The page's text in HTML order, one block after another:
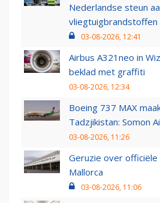
Nederlandse steun
vliegtuigbrandstoffen
03-08-2026, 12:41
Airbus A321neo in
beklad met graffiti
03-08-2026, 12:34
Boeing 737 MAX
Tadzjikistan: Somon
03-08-2026, 11:26
Geruzie over officiële
Mallorca
03-08-2026, 11:06